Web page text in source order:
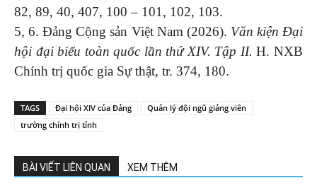
82, 89, 40, 407, 100 – 101, 102, 103.
5, 6. Đảng Cộng sản Việt Nam (2026). Văn kiện Đại
hội đại biểu toàn quốc lần thứ XIV. Tập II. H. NXB
Chính trị quốc gia Sự thật, tr. 374, 180.
TAGS Đại hội XIV của Đảng
Quản lý đội ngũ giảng viên
trường chính trị tỉnh
BÀI VIẾT LIÊN QUAN XEM THÊM